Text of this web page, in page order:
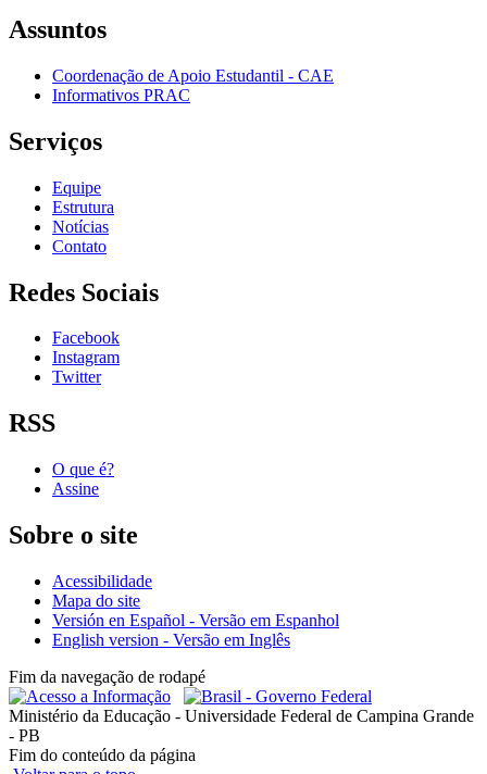
Assuntos
Coordenação de Apoio Estudantil - CAE
Informativos PRAC
Serviços
Equipe
Estrutura
Notícias
Contato
Redes Sociais
Facebook
Instagram
Twitter
RSS
O que é?
Assine
Sobre o site
Acessibilidade
Mapa do site
Versión en Español - Versão em Espanhol
English version - Versão em Inglês
Fim da navegação de rodapé
Ministério da Educação - Universidade Federal de Campina Grande
- PB
Fim do conteúdo da página